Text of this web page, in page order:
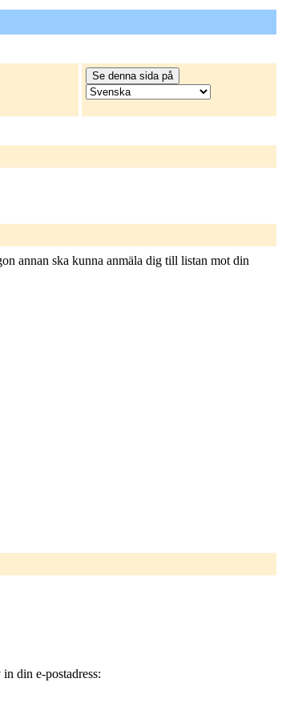
annan ska kunna anmäla dig till listan mot din
din e-postadress: